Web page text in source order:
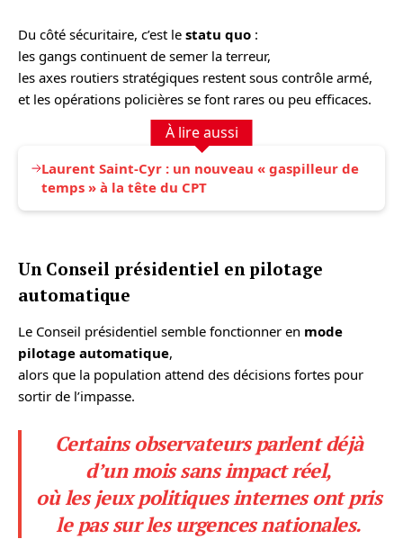
Du côté sécuritaire, c’est le statu quo :
les gangs continuent de semer la terreur,
les axes routiers stratégiques restent sous contrôle armé,
et les opérations policières se font rares ou peu efficaces.
À lire aussi
Laurent Saint-Cyr : un nouveau « gaspilleur de
temps » à la tête du CPT
Un Conseil présidentiel en pilotage
automatique
Le Conseil présidentiel semble fonctionner en mode
pilotage automatique,
alors que la population attend des décisions fortes pour
sortir de l’impasse.
Certains observateurs parlent déjà
d’un mois sans impact réel,
où les jeux politiques internes ont pris
le pas sur les urgences nationales.